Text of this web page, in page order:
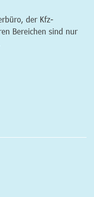
der Kfz-
Bereichen sind nur